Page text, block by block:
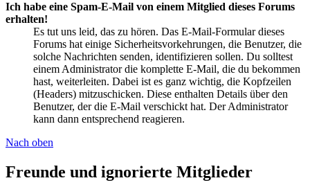
Ich habe eine Spam-E-Mail von einem Mitglied dieses Forums
erhalten!
Es tut uns leid, das zu hören. Das E-Mail-Formular dieses
Forums hat einige Sicherheitsvorkehrungen, die Benutzer, die
solche Nachrichten senden, identifizieren sollen. Du solltest
einem Administrator die komplette E-Mail, die du bekommen
hast, weiterleiten. Dabei ist es ganz wichtig, die Kopfzeilen
(Headers) mitzuschicken. Diese enthalten Details über den
Benutzer, der die E-Mail verschickt hat. Der Administrator
kann dann entsprechend reagieren.
Nach oben
Freunde und ignorierte Mitglieder